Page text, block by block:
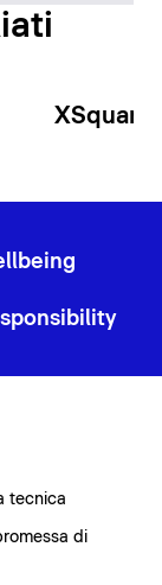
XSquare
tecnica
di